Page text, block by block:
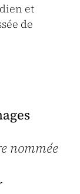
et
de
nommée